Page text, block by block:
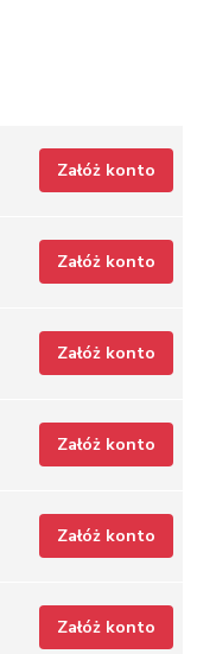
Załóż konto
Załóż konto
Załóż konto
Załóż konto
Załóż konto
Załóż konto